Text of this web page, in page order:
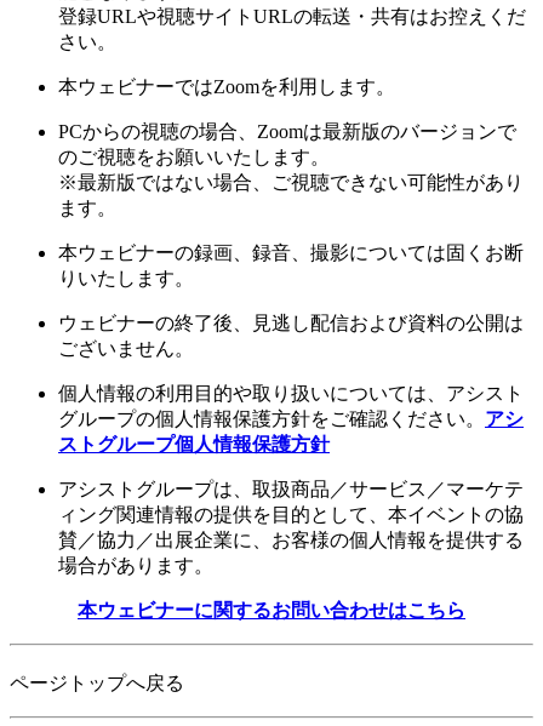
登録URLや視聴サイトURLの転送・共有はお控えくだ
さい。
本ウェビナーではZoomを利用します。
PCからの視聴の場合、Zoomは最新版のバージョンで
のご視聴をお願いいたします。
※最新版ではない場合、ご視聴できない可能性があり
ます。
本ウェビナーの録画、録音、撮影については固くお断
りいたします。
ウェビナーの終了後、見逃し配信および資料の公開は
ございません。
個人情報の利用目的や取り扱いについては、アシスト
グループの個人情報保護方針をご確認ください。 アシ
ストグループ個人情報保護方針
アシストグループは、取扱商品／サービス／マーケテ
ィング関連情報の提供を目的として、本イベントの協
賛／協力／出展企業に、お客様の個人情報を提供する
場合があります。
本ウェビナーに関するお問い合わせはこちら
ページトップへ戻る